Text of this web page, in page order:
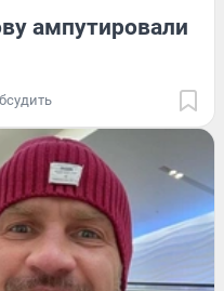
ампутировали